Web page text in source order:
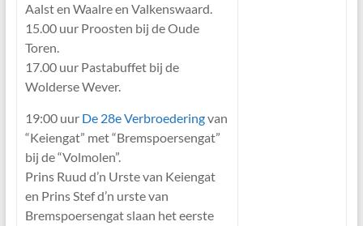
Aalst en Waalre en Valkenswaard.
15.00 uur Proosten bij de Oude
Toren.
17.00 uur Pastabuffet bij de
Wolderse Wever.
19:00 uur De 28e Verbroederingvan
“Keiengat” met “Bremspoersengat”
bij de “Volmolen”.
Prins Ruud d’n Urste van Keiengat
en Prins Stef d’n urste van
Bremspoersengat slaan het eerste